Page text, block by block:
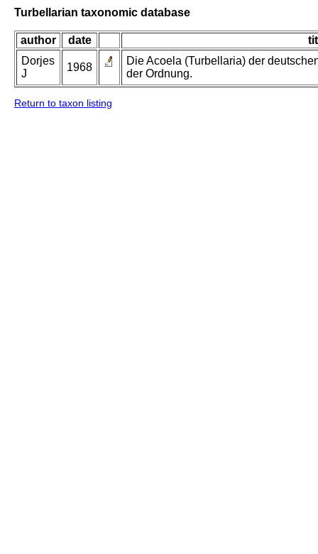
Turbellarian taxonomic database
author date
Dorjes
J
1968
Die Acoela (Turbellaria) der
der Ordnung.
Return to taxon listing